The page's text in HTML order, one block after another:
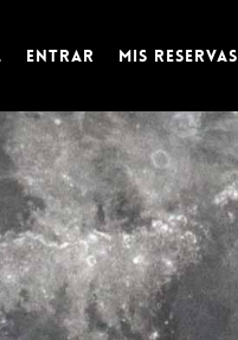
Entrar Mis Reservas